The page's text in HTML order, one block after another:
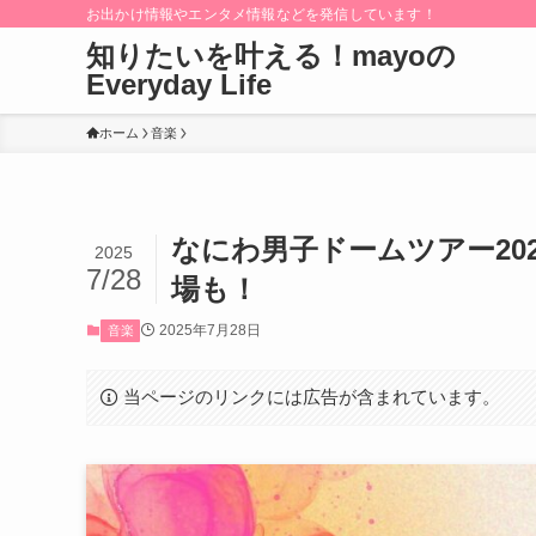
お出かけ情報やエンタメ情報などを発信しています！
知りたいを叶える！mayoの
Everyday Life
ホーム 音楽
なにわ男子ドームツアー
場も！
2025
7/28
音楽 2025年7月28日
当ページのリンクには広告が含まれています。